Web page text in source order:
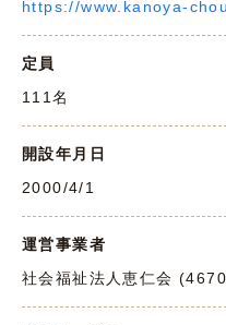
https://www.kanoya-
定員
111名
開設年月日
2000/4/1
運営事業者
社会福祉法人恵仁会